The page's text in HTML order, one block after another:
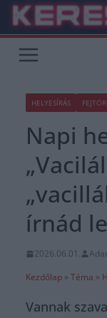
Skip
content
HELYESÍRÁS
Napi
írnád
2026.06.01.
Kezdőlap » Téma »
Vannak